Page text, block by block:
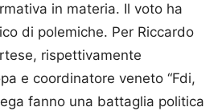
in materia. Il voto ha
di polemiche. Per Riccardo
rispettivamente
e coordinatore veneto “Fdi,
fanno una battaglia politica